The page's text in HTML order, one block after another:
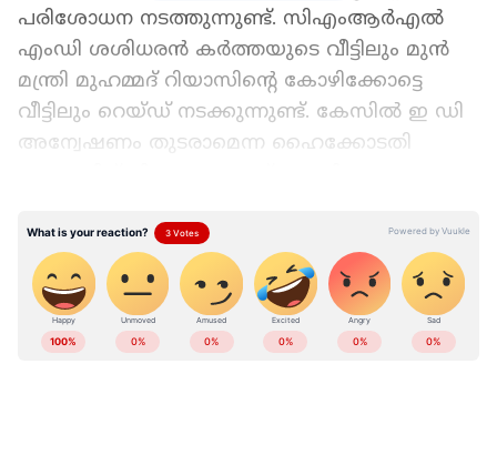
പരിശോധന നടത്തുന്നുണ്ട്. സിഎംആര്‍എല്‍
എംഡി ശശിധരന്‍ കര്‍ത്തയുടെ വീട്ടിലും മുന്‍
മന്ത്രി മുഹമ്മദ് റിയാസിന്‍റെ കോഴിക്കോട്ടെ
വീട്ടിലും റെയ്ഡ് നടക്കുന്നുണ്ട്. കേസില്‍ ഇ ഡി
അന്വേഷണം തുടരാമെന്ന ഹൈക്കോടതി
Source
പിണറായി വിജയന്റെ തിരുവനന്തപുരത്തെ
വാടക വീട്ടിലും കണ്ണൂരിലെ സ്വന്തം വീട്ടിലും